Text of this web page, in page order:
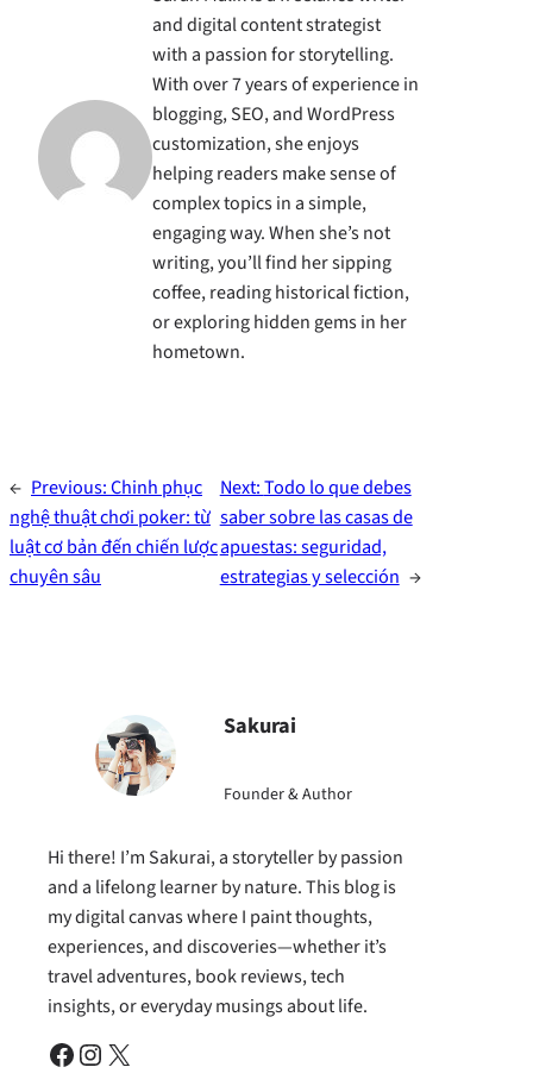
and digital content strategist
with a passion for storytelling.
With over 7 years of experience in
blogging, SEO, and WordPress
customization, she enjoys
helping readers make sense of
complex topics in a simple,
engaging way. When she’s not
writing, you’ll find her sipping
coffee, reading historical fiction,
or exploring hidden gems in her
hometown.
← Previous:Chinh phục
nghệ thuật chơi poker: từ
luật cơ bản đến chiến lược
chuyên sâu
Next:Todo lo que debes
saber sobre las casas de
apuestas: seguridad,
estrategias y selección →
Sakurai
Founder & Author
Hi there! I’m Sakurai, a storyteller by passion
and a lifelong learner by nature. This blog is
my digital canvas where I paint thoughts,
experiences, and discoveries—whether it’s
travel adventures, book reviews, tech
insights, or everyday musings about life.
Facebook Instagram X